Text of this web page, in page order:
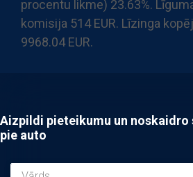
procentu likme) 23.63%.
komisija 514 EUR. Līzinga
9968.04 EUR.
Aizpildi pieteikumu un noskaidro
pie auto